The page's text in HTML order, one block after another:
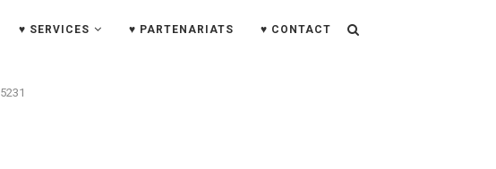
♥ SERVICES ♥ PARTENARIATS ♥ CONTACT